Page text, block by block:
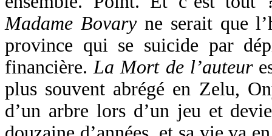
Madame Bovaryne serait que
province qui se suicide par
financière. La Mort de l’auteur
plus souvent abrégé en Zelu,
d’un arbre lors d’un jeu et